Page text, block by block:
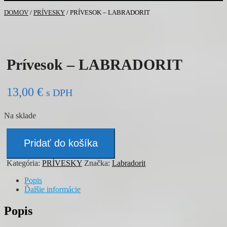
DOMOV / PRÍVESKY / PRÍVESOK – LABRADORIT
Prívesok – LABRADORIT
13,00 € s DPH
Na sklade
Prívesok
LABRADORIT
Pridať do košíka
Kategória: PRÍVESKY Značka: Labradorit
Popis
Ďalšie informácie
Popis